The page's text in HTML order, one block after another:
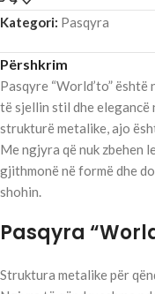
Kategori: Pasqyra
Përshkrim
Pasqyre “World’to”
të sjellin stil dhe elegancë
strukturë metalike, ajo
Me ngjyra që nuk zbehen
gjithmonë në formë dhe
shohin.
Pasqyra
Struktura metalike për